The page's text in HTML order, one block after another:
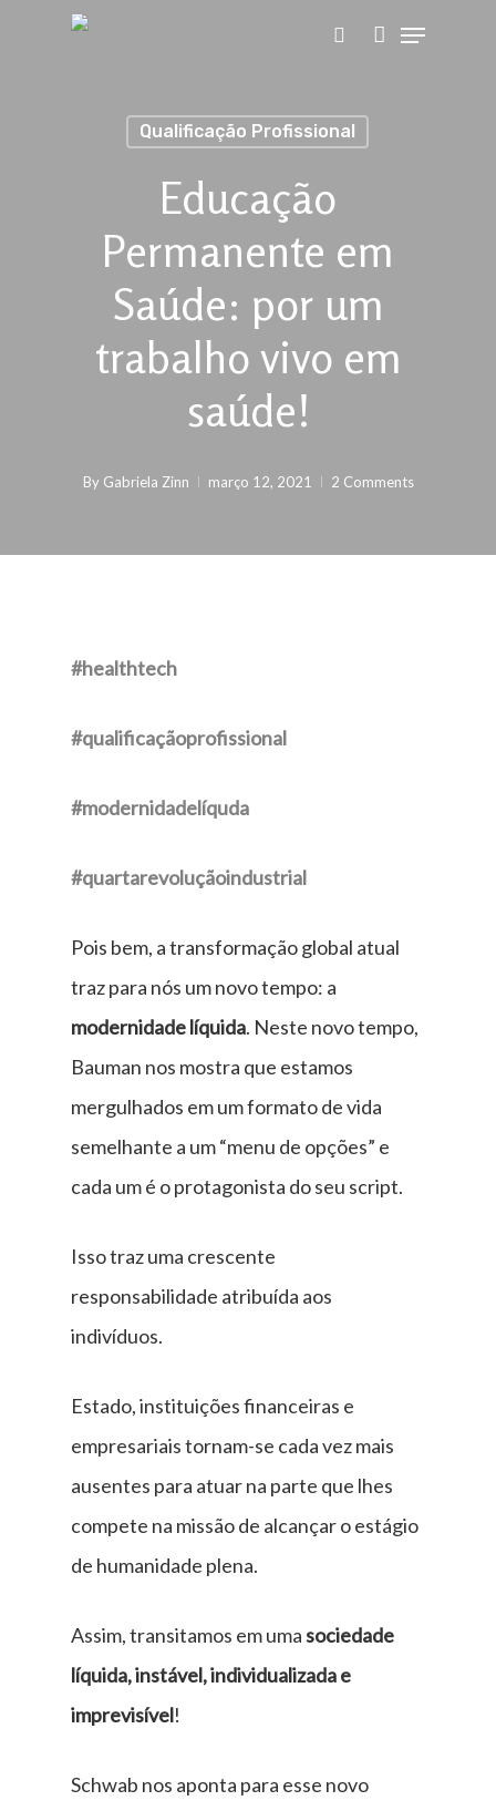
Qualificação Profissional
Educação
Permanente em
Saúde: por um
trabalho vivo em
saúde!
By Gabriela Zinn março 12, 2021 2 Comments
#healthtech
#qualificaçãoprofissional
#modernidadelíquda
#quartarevoluçãoindustrial
Pois bem, a transformação global atual
traz para nós um novo tempo: a
modernidade líquida. Neste novo tempo,
Bauman nos mostra que estamos
mergulhados em um formato de vida
semelhante a um “menu de opções” e
cada um é o protagonista do seu script.
Isso traz uma crescente
responsabilidade atribuída aos
indivíduos.
Estado, instituições financeiras e
empresariais tornam-se cada vez mais
ausentes para atuar na parte que lhes
compete na missão de alcançar o estágio
de humanidade plena.
Assim, transitamos em umasociedade
líquida, instável, individualizada e
imprevisível!
Schwab nos aponta para esse novo